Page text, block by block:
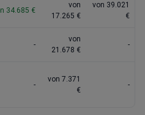
34.685 €
von
17.265 €
von 39.021
€
-
von
21.678 €
-
-
von 7.371
€
-